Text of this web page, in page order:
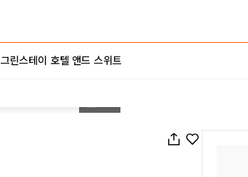
그린스테이 호텔 앤드 스위트